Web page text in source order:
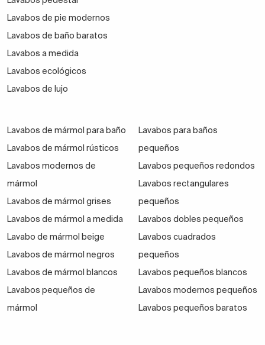
Eltamaño y el número de senos
coste. Un lavabo encastrado doble o con una
encimera más ancha tendrá un precio mayor que un
modelo compacto de un solo seno. Además, los
lavabos con colores o formas especiales, o aquellos
fabricados en cristal templado, pueden tener un
En Todo Muebles de Baño trabajamos para que
modelos con
diferentes rangos de precio y
promocionesfrecuentes para que puedas equipar
tu baño con estilo, sin gastar de más.
contacta con nuestro equipo. Te ayudaremos a elegir
la mejor opción, con la seguridad de que estarás
Lavabos de pie modernos
Lavabos de baño baratos
Lavabos a medida
Lavabos ecológicos
Lavabos de lujo
Lavabos de mármol para baño
Lavabos de mármol rústicos
Lavabos modernos de
mármol
Lavabos de mármol grises
Lavabos de mármol a medida
Lavabo de mármol beige
Lavabos de mármol negros
Lavabos de mármol blancos
Lavabos pequeños de
mármol
Lavabos para baños
pequeños
Lavabos pequeños redondos
Lavabos rectangulares
pequeños
Lavabos dobles pequeños
Lavabos cuadrados
pequeños
Lavabos pequeños blancos
Lavabos modernos pequeños
Lavabos pequeños baratos